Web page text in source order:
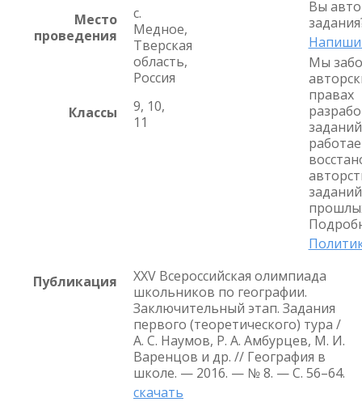
Место
проведения
с.
Медное,
Тверская
область,
Россия
Классы
9, 10,
11
Вы
Мы
правах
заданий
Публикация
XXV Всероссийская олимпиада
школьников по географии.
Заключительный этап. Задания
первого (теоретического) тура /
А. С. Наумов, Р. А. Амбурцев, М. И.
Варенцов и др. // География в
школе. — 2016. — № 8. — С. 56–64.
скачать